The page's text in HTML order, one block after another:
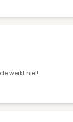
werkt niet!